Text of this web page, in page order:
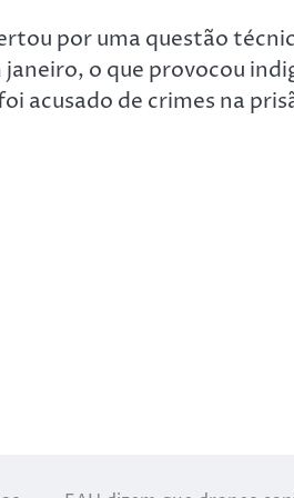
por uma questão
o que provocou
acusado de crimes na